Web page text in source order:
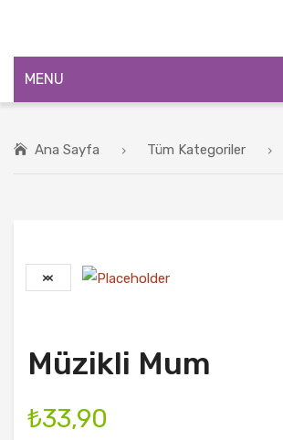
MENU
ÜRÜNLER
İLETIŞIM
Ana Sayfa Tüm Kategoriler
Müzikli Mum
₺33,90